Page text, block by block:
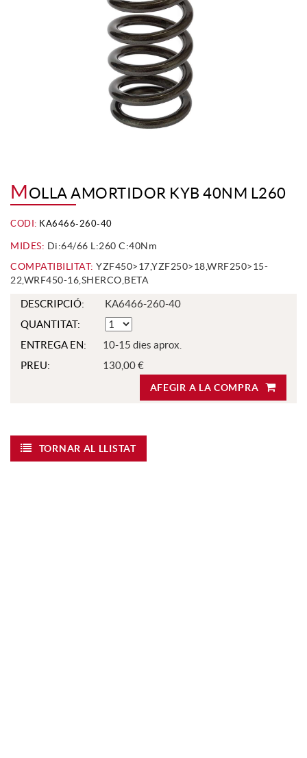
MOLLA AMORTIDOR KYB 40NM L260
CODI: KA6466-260-40
MIDES: Di:64/66 L:260 C:40Nm
COMPATIBILITAT: YZF450>17,YZF250>18,WRF250>15-
22,WRF450-16,SHERCO,BETA
DESCRIPCIÓ:
KA6466-260-40
QUANTITAT:
ENTREGA EN:
10-15 dies aprox.
PREU:
130,00 €
AFEGIR A LA COMPRA
TORNAR AL LLISTAT